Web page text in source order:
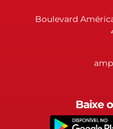
Boulevard
Baixe